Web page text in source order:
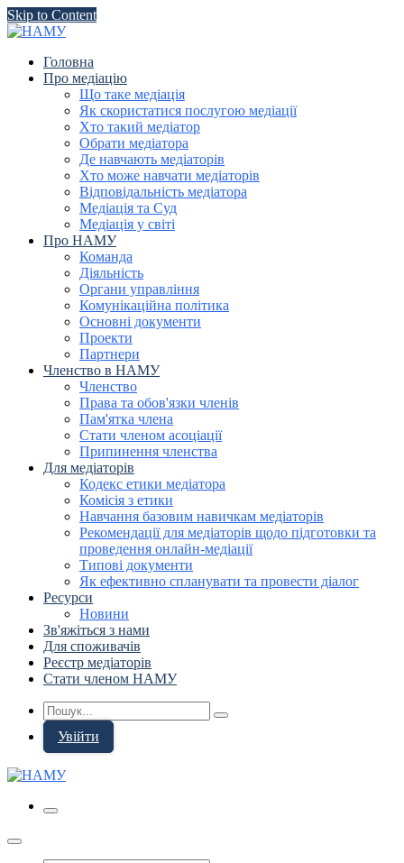
Skip to Content
Головна
Про медіацію
Що таке медіація
Як скористатися послугою медіації
Хто такий медіатор
Обрати медіатора
Де навчають медіаторів
Хто може навчати медіаторів
Відповідальність медіатора
Медіація та Суд
Медіація у світі
Про НАМУ
Команда
Діяльність
Органи управління
Комунікаційна політика
Основні документи
Проекти
Партнери
Членство в НАМУ
Членство
Права та обов'язки членів
Пам'ятка члена
Стати членом асоціації
Припинення членства
Для медіаторів
Кодекс етики медіатора
Комісія з етики
Навчання базовим навичкам медіаторів
Рекомендації для медіаторів щодо підготовки та
проведення онлайн-медіації
Типові документи
Як ефективно спланувати та провести діалог
Ресурси
Новини
Зв'яжіться з нами
Для споживачів
Реєстр медіаторів
Стати членом НАМУ
Увійти